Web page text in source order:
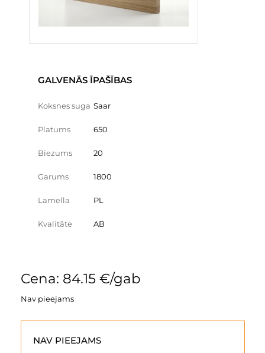
GALVENĀS ĪPAŠĪBAS
Koksnes suga Saar
Platums 650
Biezums 20
Garums 1800
Lamella PL
Kvalitāte AB
Cena: 84.15 €/gab
Nav pieejams
NAV PIEEJAMS